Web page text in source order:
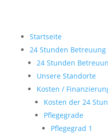
Startseite
24 Stunden Betreuung
24 Stunden
Unsere Standorte
Kosten /
Kosten der 24
Pflegegrade
Pflegegrad 1